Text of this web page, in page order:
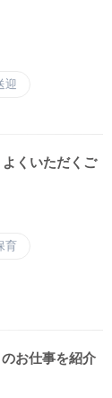
迎
くいただくご
育
お仕事を紹介